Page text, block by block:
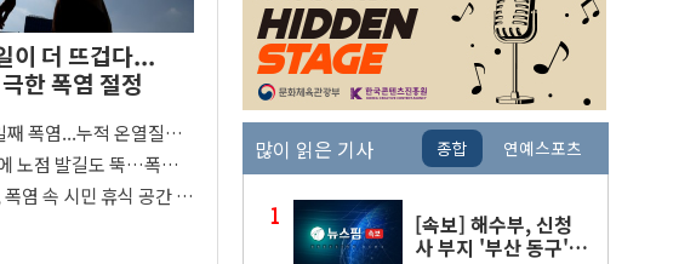
이 더 뜨겁다...
한 폭염 절정
째 폭염...누적 온열질환
명
노점 발길도 뚝…폭염
"손님 없다" 한숨
염 속 시민 휴식 공간 강
많이 읽은 기사 종합 연예스포츠
[속보] 해수부, 신청
사 부지 '부산 동구'